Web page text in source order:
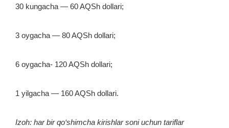
30 kungacha — 60 AQSh dollari;
3 oygacha — 80 AQSh dollari;
6 oygacha- 120 AQSh dollari;
1 yilgacha — 160 AQSh dollari.
Izoh: har bir qo‘shimcha kirishlar soni uchun tariflar